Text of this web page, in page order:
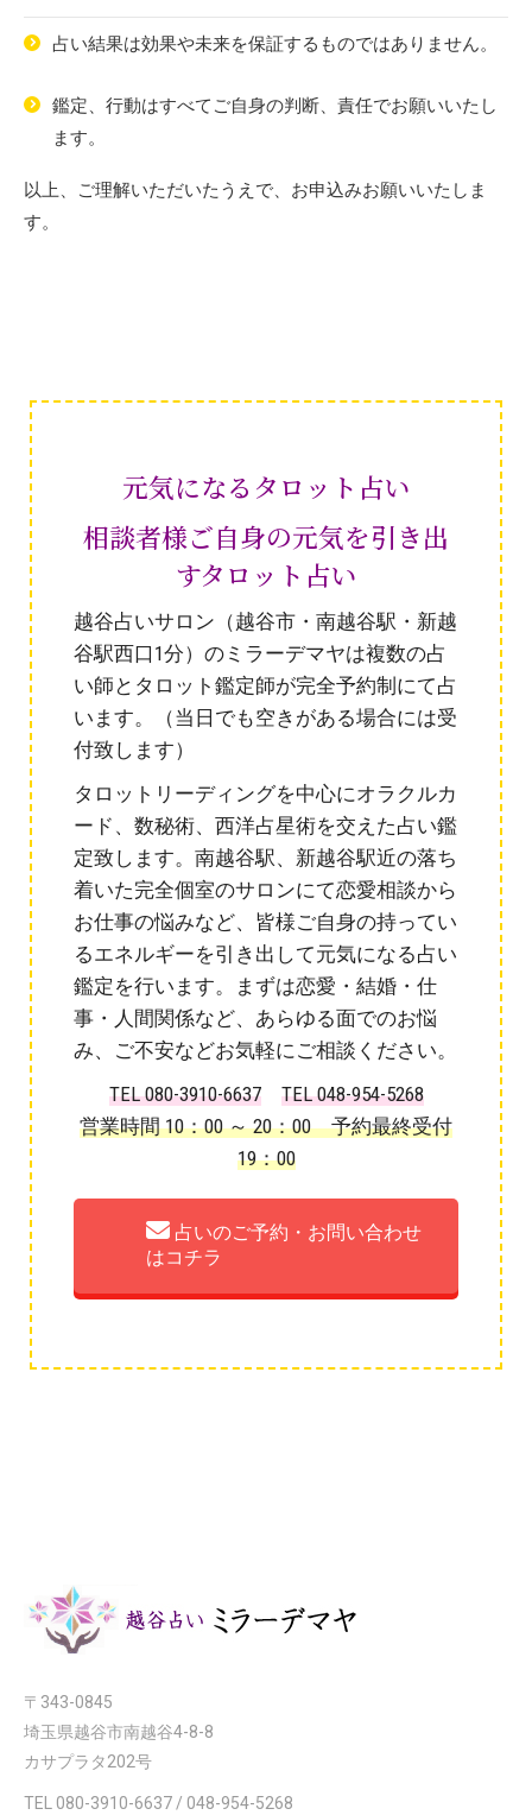
占い結果は効果や未来を保証するものではありません。
鑑定、行動はすべてご自身の判断、責任でお願いいたし
ます。
以上、ご理解いただいたうえで、お申込みお願いいたしま
す。
元気になるタロット占い
相談者様ご自身の元気を引き出
すタロット占い
越谷占いサロン（越谷市・南越谷駅・新越
谷駅西口1分）のミラーデマヤは複数の占
い師とタロット鑑定師が完全予約制にて占
います。（当日でも空きがある場合には受
付致します）
タロットリーディングを中心にオラクルカ
ード、数秘術、西洋占星術を交えた占い鑑
定致します。南越谷駅、新越谷駅近の落ち
着いた完全個室のサロンにて恋愛相談から
お仕事の悩みなど、皆様ご自身の持ってい
るエネルギーを引き出して元気になる占い
鑑定を行います。まずは恋愛・結婚・仕
事・人間関係など、あらゆる面でのお悩
み、ご不安などお気軽にご相談ください。
TEL 080-3910-6637
TEL 048-954-5268
営業時間 10：00 ～ 20：00 予約最終受付
19：00
占いのご予約・お問い合わせ
はコチラ
〒343-0845
埼玉県越谷市南越谷4-8-8
カサプラタ202号
TEL 080-3910-6637 / 048-954-5268